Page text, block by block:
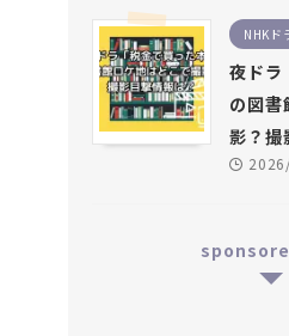
NHKド
夜ドラ
の図書
影？撮